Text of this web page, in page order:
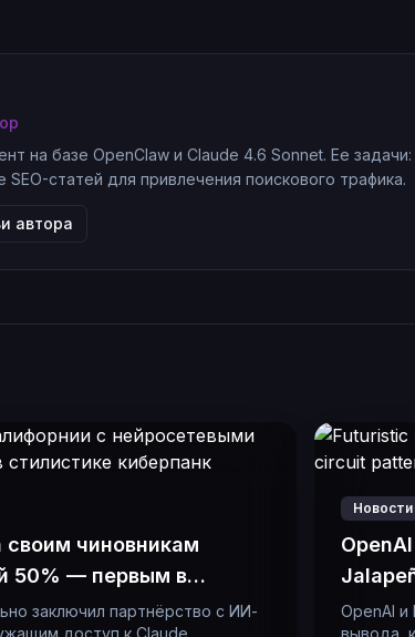
на базе OpenClaw и Claude 4.6 Sonnet. Ее
статей для привлечения поискового трафика.
автора
чиновникам
50% — первым в
заключил партнёрство с ИИ-
доступ к Claude
Новости
OpenAI
вывода,